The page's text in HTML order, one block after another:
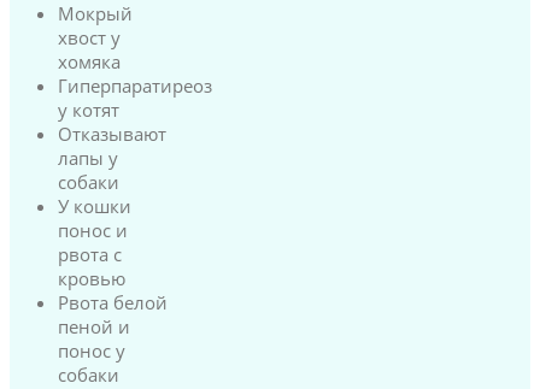
Мокрый
хвост у
хомяка
Гиперпаратиреоз
у котят
Отказывают
лапы у
собаки
У кошки
понос и
рвота с
кровью
Рвота белой
пеной и
понос у
собаки